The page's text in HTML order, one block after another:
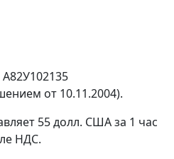
от 10.11.2004).
55 долл. США за 1 час
НДС.